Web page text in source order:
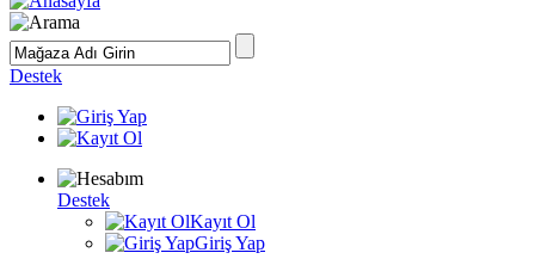
Destek
Destek
Kayıt Ol
Giriş Yap